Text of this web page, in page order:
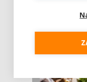
MOHLO